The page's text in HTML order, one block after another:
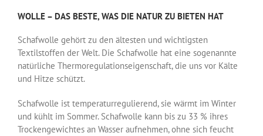
WOLLE – DAS BESTE, WAS DIE NATUR ZU BIETEN HAT
Schafwolle gehört zu den ältesten und wichtigsten
Textilstoffen der Welt. Die Schafwolle hat eine sogenannte
natürliche Thermoregulationseigenschaft, die uns vor Kälte
und Hitze schützt.
Schafwolle ist temperaturregulierend, sie wärmt im Winter
und kühlt im Sommer. Schafwolle kann bis zu 33 % ihres
Trockengewichtes an Wasser aufnehmen, ohne sich feucht